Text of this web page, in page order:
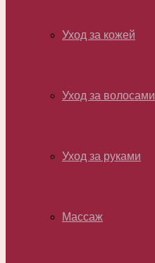
Уход за кожей
Уход за волосами
Уход за руками
Массаж